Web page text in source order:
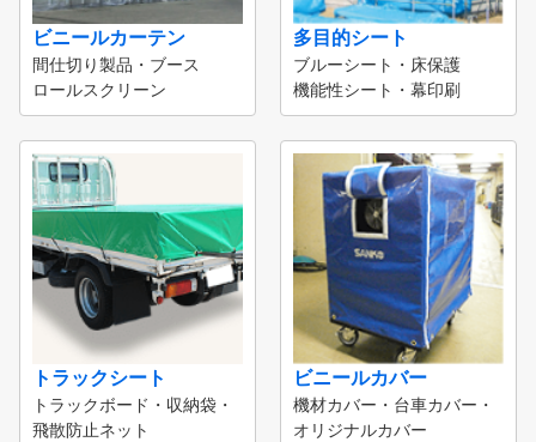
ビニールカーテン
間仕切り製品・ブース
ロールスクリーン
多目的シート
ブルーシート・床保護
機能性シート・幕印刷
トラックシート
トラックボード・収納袋・
飛散防止ネット
ビニールカバー
機材カバー・台車カバー・
オリジナルカバー